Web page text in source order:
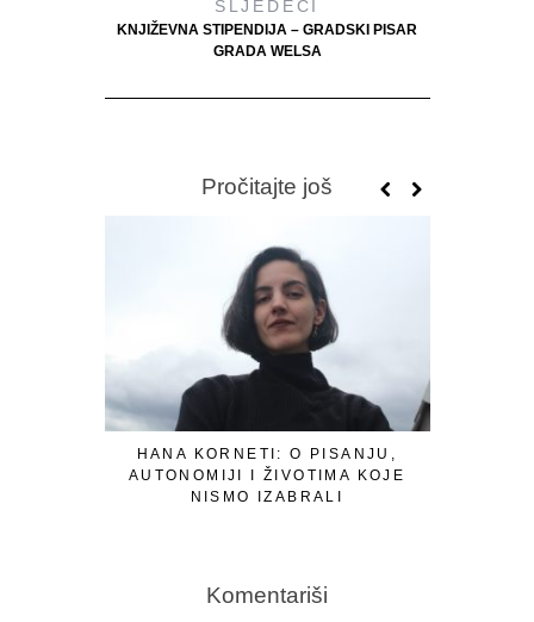
SLJEDEĆI
KNJIŽEVNA STIPENDIJA – GRADSKI PISAR
GRADA WELSA
Pročitajte još
HANA KORNETI: O PISANJU,
AUTONOMIJI I ŽIVOTIMA KOJE
NISMO IZABRALI
Komentariši